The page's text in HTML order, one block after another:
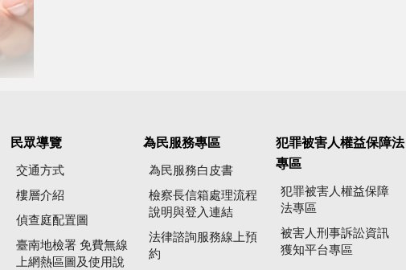
民眾導覽
交通方式
樓層介紹
偵查庭配置圖
臺南地檢署 免費無線
上網熱區圖及使用說
為民服務專區
為民服務白皮書
檢察長信箱處理流程
說明與登入連結
法律諮詢服務線上預
約
犯罪被害人權益保障法
專區
犯罪被害人權益保障
法專區
被害人刑事訴訟資訊
獲知平台專區